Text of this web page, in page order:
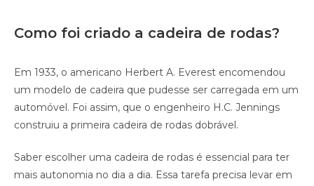
Como foi criado a cadeira de rodas?
Em 1933, o americano Herbert A. Everest encomendou
um modelo de cadeira que pudesse ser carregada em um
automóvel. Foi assim, que o engenheiro H.C. Jennings
construiu a primeira cadeira de rodas dobrável.
Saber escolher uma cadeira de rodas é essencial para ter
mais autonomia no dia a dia. Essa tarefa precisa levar em